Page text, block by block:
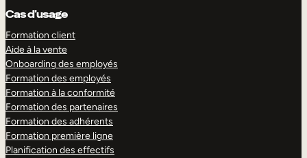
Cas d’usage
Formation client
Aide à la vente
Onboarding des employés
Formation des employés
Formation à la conformité
Formation des partenaires
Formation des adhérents
Formation première ligne
Planification des effectifs